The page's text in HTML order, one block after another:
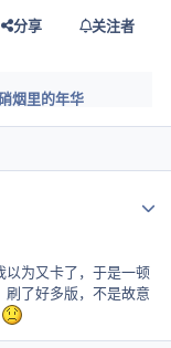
分享 关注者
烟里的年华
以为又卡了，于是一顿
了好多版，不是故意